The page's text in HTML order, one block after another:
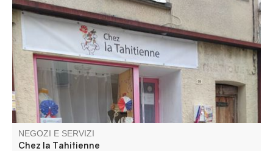
Vendita di prodotti polinesiani: alimentari e non, gioielli di
perle, monoi, parei... Sta a voi scoprire il resto
NEGOZI E SERVIZI
Chez la Tahitienne